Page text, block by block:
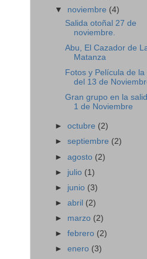
▼ noviembre (4)
Salida otoñal 27 de
noviembre.
Abu, El Cazador de
Matanza
Fotos y Película de la
del 13 de
Gran grupo en la
1 de Noviembre
►octubre (2)
►septiembre (2)
►agosto (2)
► julio (1)
► junio (3)
►abril (2)
► marzo (2)
►febrero (2)
►enero (3)